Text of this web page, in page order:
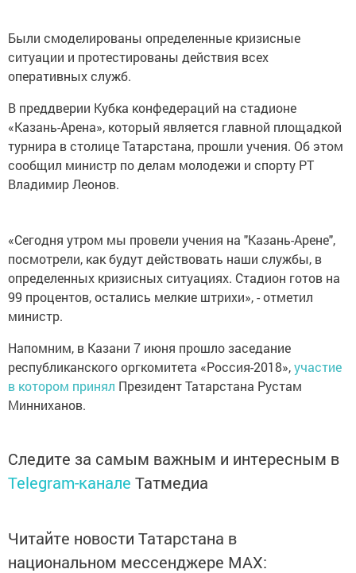
Были смоделированы определенные кризисные
ситуации и протестированы действия всех
оперативных служб.
В преддверии Кубка конфедераций на стадионе
«Казань-Арена», который является главной площадкой
турнира в столице Татарстана, прошли учения. Об этом
сообщил министр по делам молодежи и спорту РТ
Владимир Леонов.
«Сегодня утром мы провели учения на "Казань-Арене",
посмотрели, как будут действовать наши службы, в
определенных кризисных ситуациях. Стадион готов на
99 процентов, остались мелкие штрихи», - отметил
министр.
Напомним, в Казани 7 июня прошло заседание
республиканского оргкомитета «Россия-2018»,участие
в котором принял Президент Татарстана Рустам
Минниханов.
Следите за самым важным и интересным в
Telegram-канале Татмедиа
Читайте новости Татарстана в
национальном мессенджере MАХ: